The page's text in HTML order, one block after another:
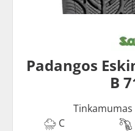
Padangos
B
C